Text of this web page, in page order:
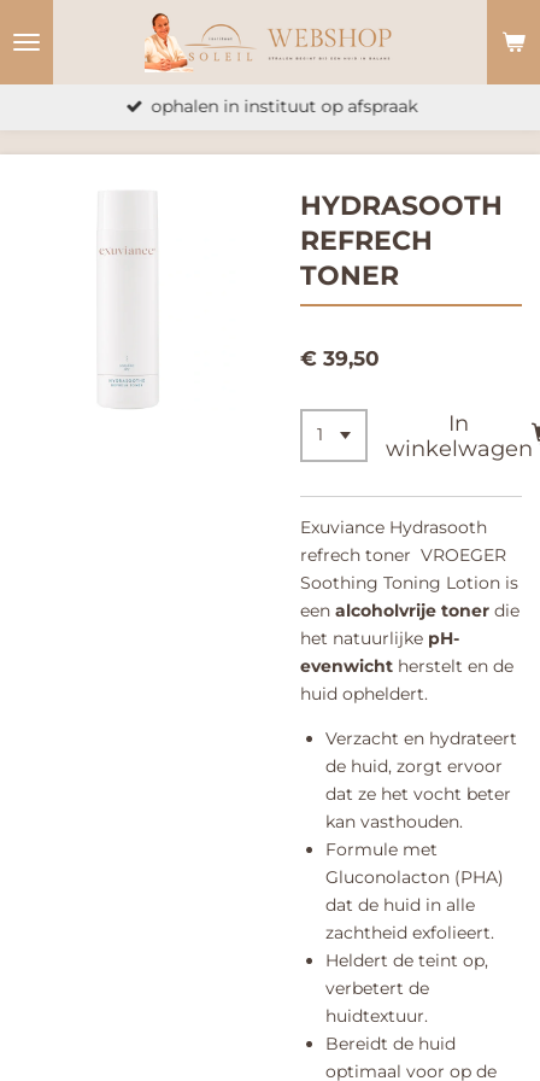
direct
hoofdinhoud
ophalen in instituut op afspraak
HYDRASOOTH
REFRECH
TONER
€ 39,50
In
winkelwagen
Exuviance Hydrasooth
refrech toner VROEGER
Soothing Toning Lotion is
een alcoholvrije toner die
het natuurlijke pH-
evenwicht herstelt en de
huid opheldert.
Verzacht en hydrateert
de huid, zorgt ervoor
dat ze het vocht beter
kan vasthouden.
Formule met
Gluconolacton (PHA)
dat de huid in alle
zachtheid exfolieert.
Heldert de teint op,
verbetert de
huidtextuur.
Bereidt de huid
optimaal voor op de